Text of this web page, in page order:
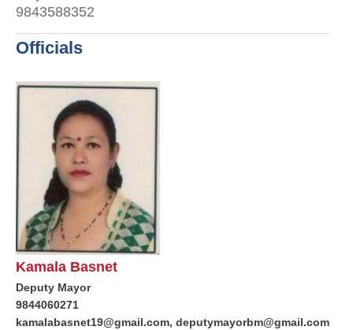
9843588352
Officials
Kamala Basnet
Deputy Mayor
9844060271
kamalabasnet19@gmail.com, deputymayorbm@gmail.com